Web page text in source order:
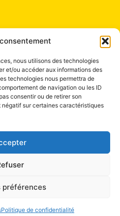
nous utilisons des technologies
et/ou accéder aux informations des
technologies nous permettra de
de navigation ou les ID
consentir ou de retirer son
sur certaines caractéristiques
préférences
Politique de confidentialité